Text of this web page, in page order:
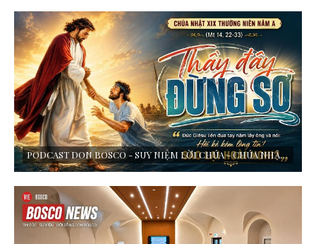
PODCAST DON BOSCO - SUY NIỆM LỜI CHÚA - CHÚA NHẬT XIX THƯỜNG NIÊN - NĂM A